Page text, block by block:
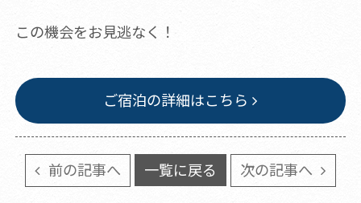
この機会をお見逃なく！
ご宿泊の詳細はこちら
前の記事へ 一覧に戻る 次の記事へ